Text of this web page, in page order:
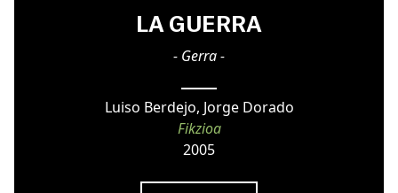
LA GUERRA
- Gerra -
Luiso Berdejo, Jorge Dorado
Fikzioa
2005